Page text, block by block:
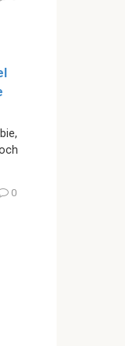
0